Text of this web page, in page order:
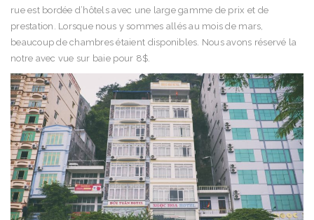
rue est bordée d’hôtels avec une large gamme de prix et de
prestation. Lorsque nous y sommes allés au mois de mars,
beaucoup de chambres étaient disponibles. Nous avons réservé la
notre avec vue sur baie pour 8$.